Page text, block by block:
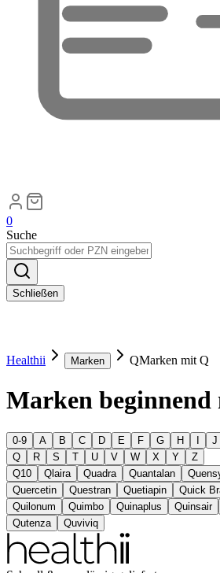
0
Suche
Schließen
Healthii Marken QMarken mit Q
Marken beginnend
0-9 A B C D E F G H J
Q
R S T U V W X Y
Z
Q10
Qlaira Quadra Quantalan
Quercetin
Questran Quetiapin Quick
Quilonum
Quimbo Quinaplus Quinsair
Qutenza
Quviviq